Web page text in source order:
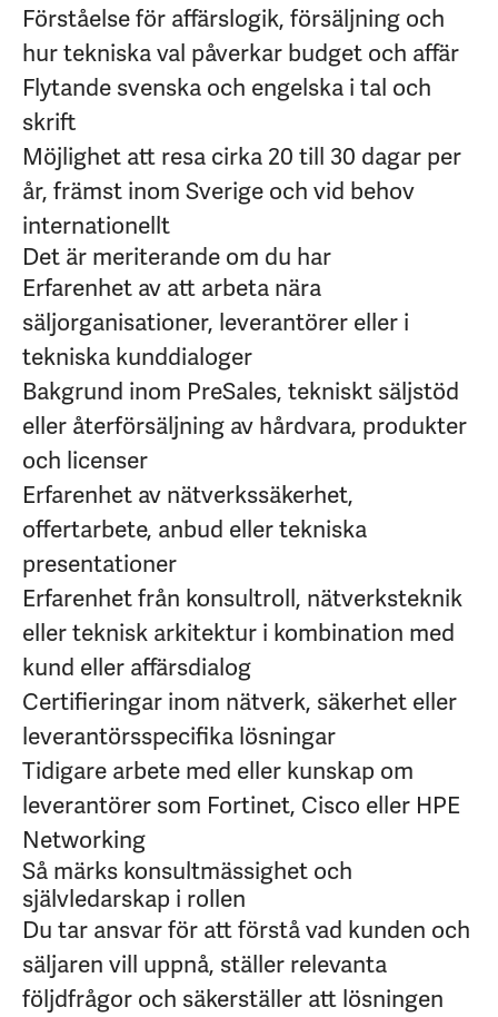
Förståelse för affärslogik, försäljning och
hur tekniska val påverkar budget och affär
Flytande svenska och engelska i tal och
skrift
Möjlighet att resa cirka 20 till 30 dagar per
år, främst inom Sverige och vid behov
internationellt
Det är meriterande om du har
Erfarenhet av att arbeta nära
säljorganisationer, leverantörer eller i
tekniska kunddialoger
Bakgrund inom PreSales, tekniskt säljstöd
eller återförsäljning av hårdvara, produkter
och licenser
Erfarenhet av nätverkssäkerhet,
offertarbete, anbud eller tekniska
presentationer
Erfarenhet från konsultroll, nätverksteknik
eller teknisk arkitektur i kombination med
kund eller affärsdialog
Certifieringar inom nätverk, säkerhet eller
leverantörsspecifika lösningar
Tidigare arbete med eller kunskap om
leverantörer som Fortinet, Cisco eller HPE
Networking
Så märks konsultmässighet och
självledarskap i rollen
Du tar ansvar för att förstå vad kunden och
säljaren vill uppnå, ställer relevanta
följdfrågor och säkerställer att lösningen